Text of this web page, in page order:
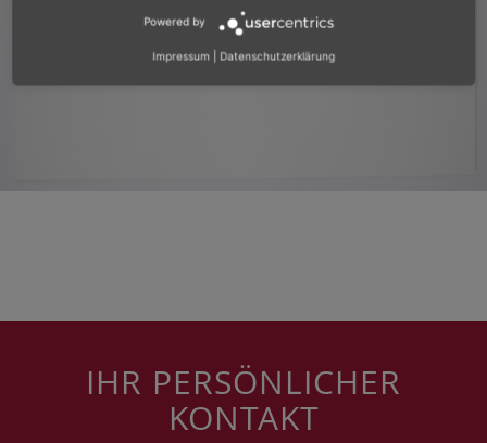
IHR PERSÖNLICHER
KONTAKT
Powered by
Impressum Datenschutzerklärung